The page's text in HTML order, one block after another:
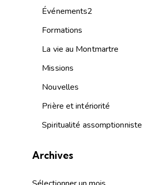
Événements2
Formations
La vie au Montmartre
Missions
Nouvelles
Prière et intériorité
Spiritualité assomptionniste
Archives